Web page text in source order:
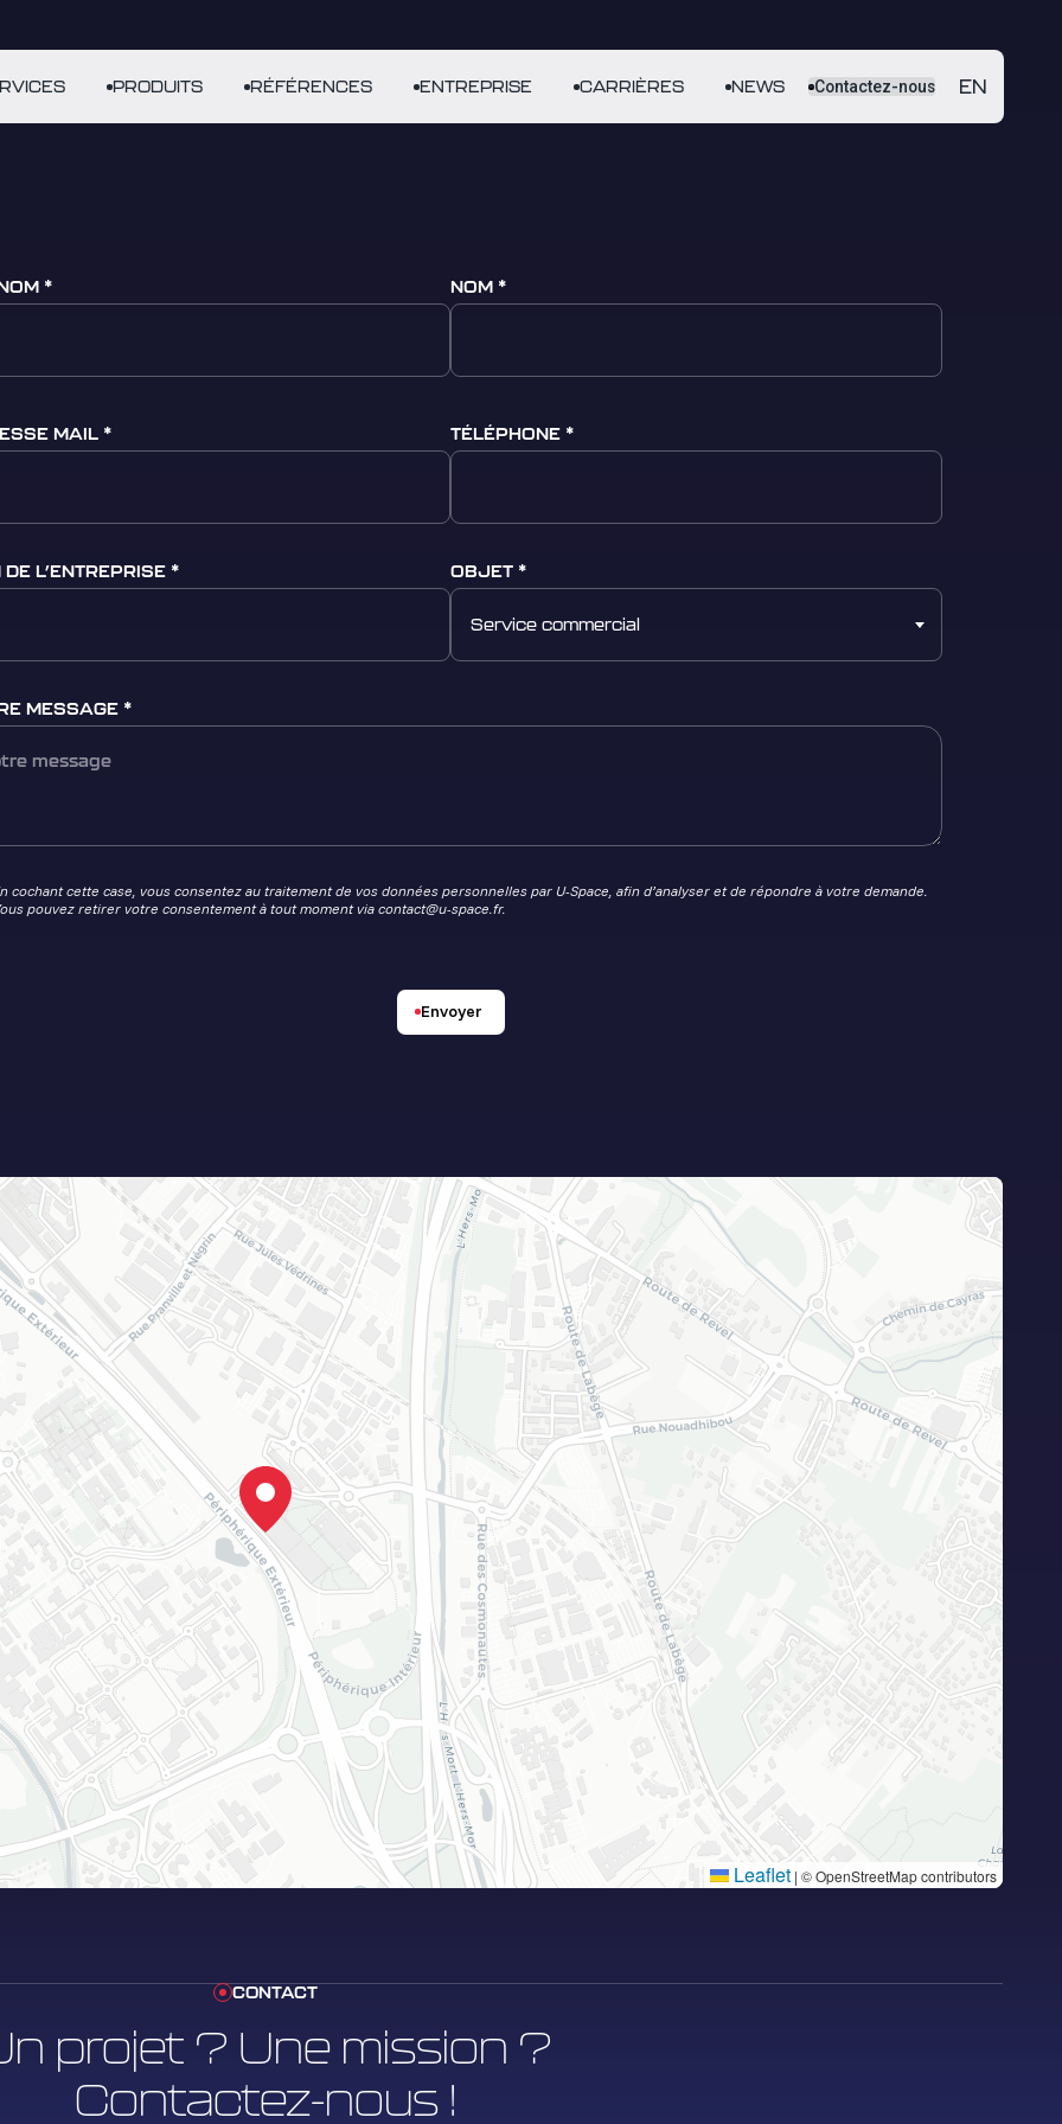
PRODUITS RÉFÉRENCES ENTREPRISE CARRIÈRES NEWS Contactez-nous EN
NOM
MAIL TÉLÉPHONE
DE L’ENTREPRISE OBJET
Service commercial
MESSAGE
cochant cette case, vous consentez au traitement de vos données personnelles par U-Space, afin d’analyser et de répondre à votre demande.
pouvez retirer votre consentement à tout moment via contact@u-space.fr.
Envoyer
Leaflet | © OpenStreetMap contributors
CONTACT
projet ? Une mission ?
Contactez-nous !